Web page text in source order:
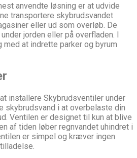
anvendte løsning er at udvide
transportere skybrudsvandet
eller ud som overløb. De
jorden eller på overfladen. I
med at indrette parker og byrum
installere Skybrudsventiler under
skybrudsvand i at overbelaste din
Ventilen er designet til kun at blive
af tiden løber regnvandet uhindret i
er simpel og kræver ingen